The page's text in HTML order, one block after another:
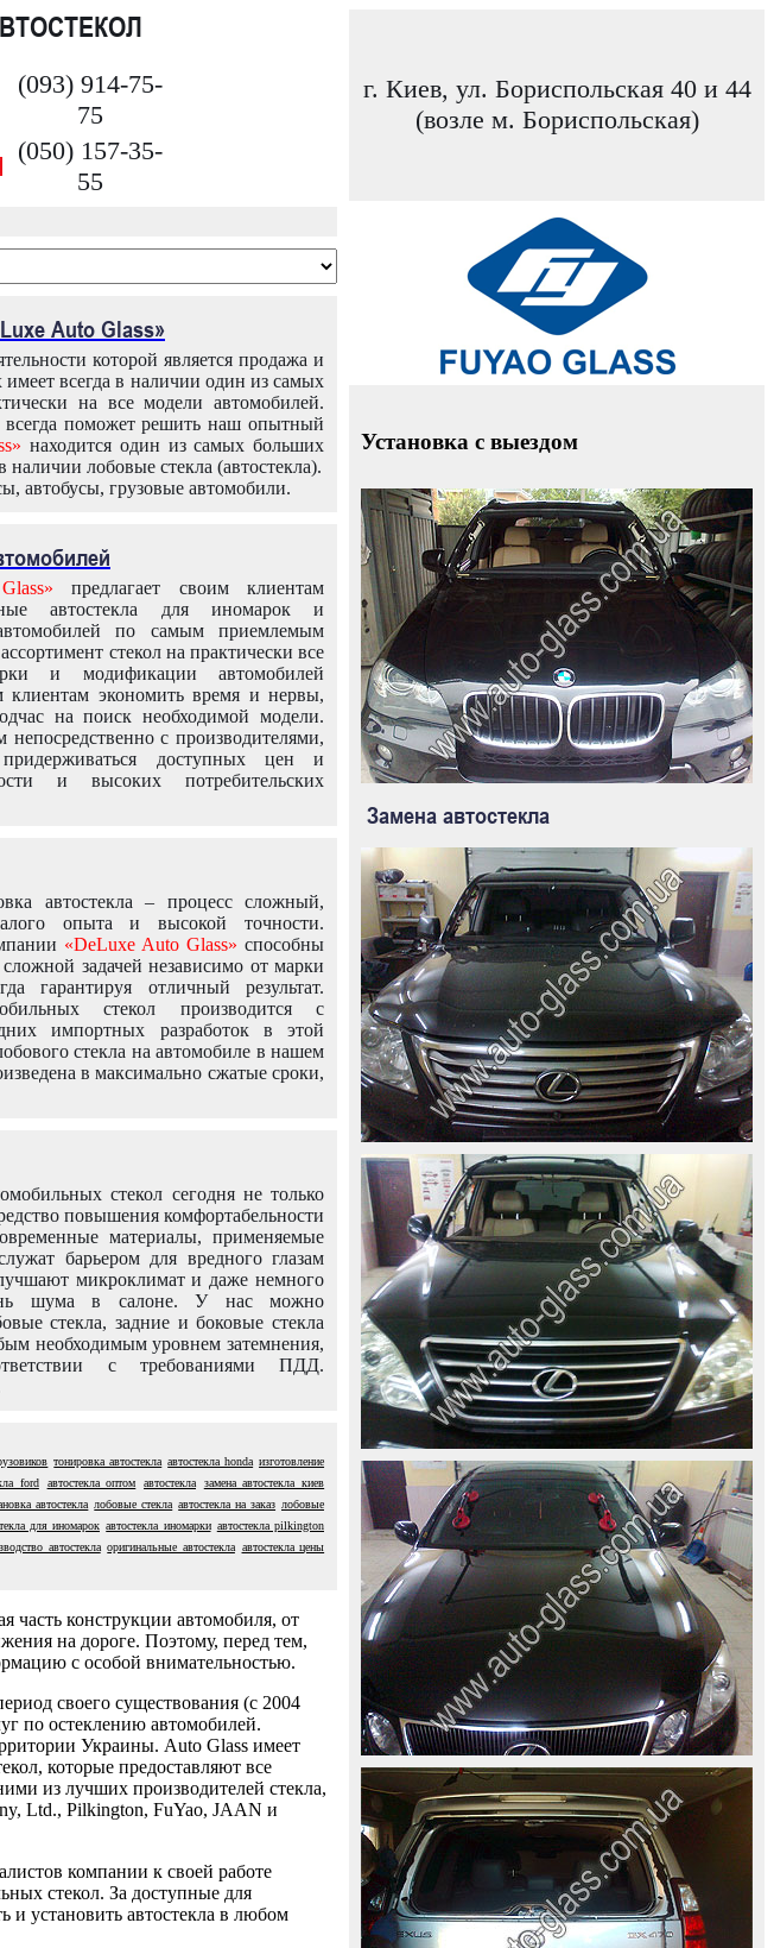
(093) 914-75-
75
(050) 157-35-
55
г. Киев, ул. Бориспольская 40 и 44
(возле м. Бориспольская)
Auto Glass»
которой является продажа и
имеет всегда в наличии один из самых
на все модели автомобилей.
поможет решить наш опытный
находится один из самых больших
наличии лобовые стекла (автостекла).
автобусы, грузовые автомобили.
предлагает своим клиентам
автостекла для иномарок и
по самым приемлемым
стекол на практически все
и модификации автомобилей
клиентам экономить время и нервы,
на поиск необходимой модели.
с производителями,
доступных цен и
и высоких потребительских
автостекла – процесс сложный,
опыта и высокой точности.
«DeLuxe Auto Glass» способны
задачей независимо от марки
гарантируя отличный результат.
стекол производится с
импортных разработок в этой
стекла на автомобиле в нашем
в максимально сжатые сроки,
стекол сегодня не только
повышения комфортабельности
материалы, применяемые
барьером для вредного глазам
микроклимат и даже немного
шума в салоне. У нас можно
стекла, задние и боковые стекла
необходимым уровнем затемнения,
с требованиями ПДД.
тонировка автостекла автостекла honda изготовление
ford автостекла оптом автостекла
замена автостекла киев
автостекла лобовые стекла автостекла на заказ лобовые
для иномарок автостекла иномарки автостекла pilkington
автостекла оригинальные автостекла автостекла цены
часть конструкции автомобиля, от
на дороге. Поэтому, перед тем,
с особой внимательностью.
своего существования (с 2004
по остеклению автомобилей.
Украины. Auto Glass имеет
которые предоставляют все
из лучших производителей стекла,
Ltd., Pilkington, FuYao, JAAN и
компании к своей работе
стекол. За доступные для
и установить автостекла в любом
Установка с выездом
Замена автостекла